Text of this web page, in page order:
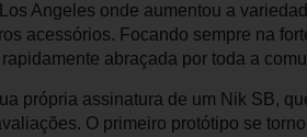
Angeles onde aumentou a
acessórios. Focando sempre na
abraçada por toda a
própria assinatura de um Nik SB,
O primeiro protótipo se